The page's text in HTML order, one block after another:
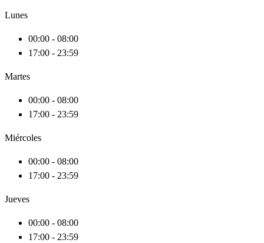
Lunes
00:00 - 08:00
17:00 - 23:59
Martes
00:00 - 08:00
17:00 - 23:59
Miércoles
00:00 - 08:00
17:00 - 23:59
Jueves
00:00 - 08:00
17:00 - 23:59